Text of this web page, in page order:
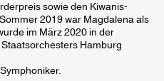
sowie den Kiwanis-
2019 war Magdalena als
im März 2020 in der
Hamburg